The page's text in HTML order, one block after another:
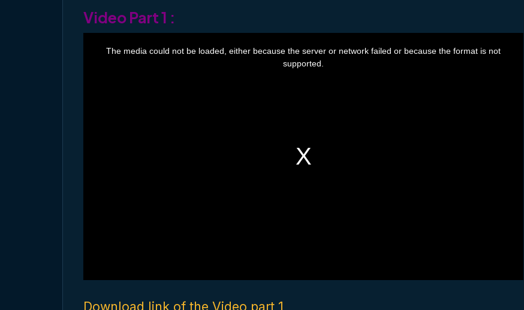
Video Part 1 :
The media could not be loaded, either because the server or network failed or because the format is not
supported.
Download link of the Video part 1